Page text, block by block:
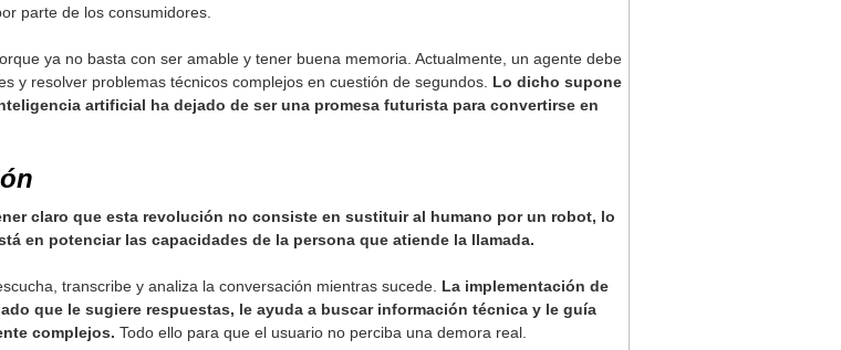
parte de los consumidores.
ya no basta con ser amable y tener buena memoria. Actualmente, un agente debe
y resolver problemas técnicos complejos en cuestión de segundos. Lo dicho supone
artificial ha dejado de ser una promesa futurista para convertirse en
claro que esta revolución no consiste en sustituir al humano por un robot, lo
en potenciar las capacidades de la persona que atiende la llamada.
transcribe y analiza la conversación mientras sucede. La implementación de
que le sugiere respuestas, le ayuda a buscar información técnica y le guía
complejos. Todo ello para que el usuario no perciba una demora real.